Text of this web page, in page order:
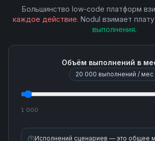
Update Contact
Update Lead
Update Record
Upload File (Create Content Version)
Большинство low-code платформ
каждое действие. Nodul взимает
выполнения.
Объём выполнений в
20 000 выполнений / мес
1 000
Исполнений сценариев — это общее